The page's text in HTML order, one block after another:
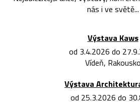
nás i ve světě...
Výstava Kaws
od 3.4.2026 do
Vídeň, Rakousko
Výstava
od 25.3.2026 do